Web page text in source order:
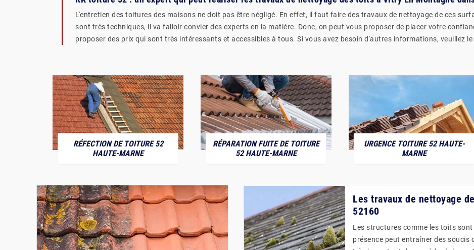
L'entretien des toitures des maisons ne doit pas être négligé. En effet, il faut faire des travaux de nettoyage de ces
sont très techniques, il va falloir convier des experts en la matière. Donc, on peut vous proposer de placer votre
proposer des prix qui sont très intéressants et accessibles à tous. Si vous avez besoin d'autres informations, veuillez
RÉFECTION DE TOITURE 52
HAUTE-MARNE
RÉPARATION FUITE DE TOITURE
52 HAUTE-MARNE
URGENCE TOITURE 52 HAUTE-
MARNE
Les travaux de nettoyage
52160
Les structures comme les toits
présence peut entraîner des